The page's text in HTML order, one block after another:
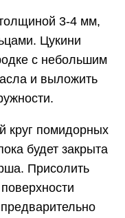
3-4 мм,
Цукини
с небольшим
и выложить
круг помидорных
будет закрыта
Присолить